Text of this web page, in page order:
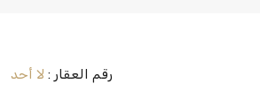
رقم العقار : لا أحد